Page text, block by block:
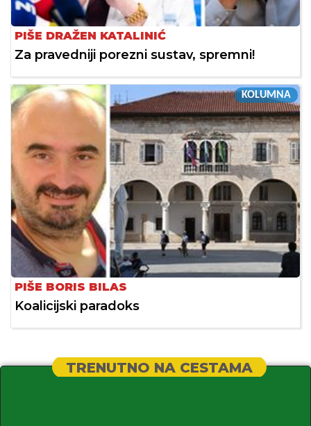
PIŠE DRAŽEN KATALINIĆ
Za pravedniji porezni sustav, spremni!
KOLUMNA
PIŠE BORIS BILAS
Koalicijski paradoks
TRENUTNO NA CESTAMA